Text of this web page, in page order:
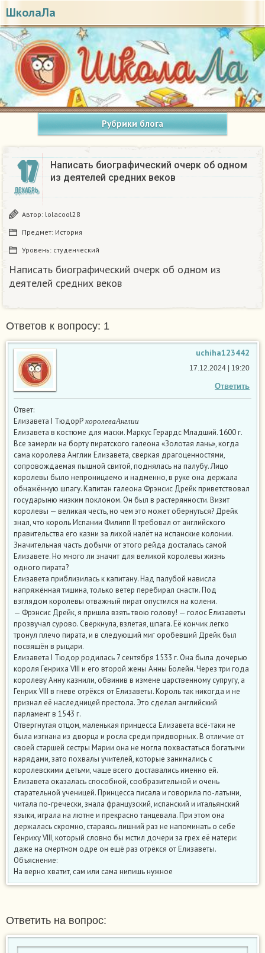
ШколаЛа
Рубрики блога
17
ДЕКАБРЬ
Написать биографический очерк об одном
из деятелей средних веков
Автор: lolacool28
Предмет: История
Уровень: студенческий
Написать биографический очерк об одном из
деятелей средних веков
Ответов к вопросу: 1
uchiha123442
Ответить
17.12.2024 | 19:20
Ответ:
Елизавета I ТюдорР
Елизавета в костюме для маски. Маркус Герардс Младший. 1600 г.
Все замерли на борту пиратского галеона «Золотая лань», когда
сама королева Англии Елизавета, сверкая драгоценностями,
сопровождаемая пышной свитой, поднялась на палубу. Лицо
королевы было непроницаемо и надменно, в руке она держала
обнажённую шпагу. Капитан галеона Фрэнсис Дрейк приветствовал
государыню низким поклоном. Он был в растерянности. Визит
королевы — великая честь, но чем это может обернуться? Дрейк
знал, что король Испании Филипп II требовал от английского
правительства его казни за лихой налёт на испанские колонии.
Значительная часть добычи от этого рейда досталась самой
Елизавете. Но много ли значит для великой королевы жизнь
одного пирата?
Елизавета приблизилась к капитану. Над палубой нависла
напряжённая тишина, только ветер перебирал снасти. Под
взглядом королевы отважный пират опустился на колени.
— Фрэнсис Дрейк, я пришла взять твою голову! — голос Елизаветы
прозвучал сурово. Сверкнула, взлетая, шпага. Её кончик легко
тронул плечо пирата, и в следующий миг оробевший Дрейк был
посвящён в рыцари.
Елизавета I Тюдор родилась 7 сентября 1533 г. Она была дочерью
короля Генриха VIII и его второй жены Анны Болейн. Через три года
королеву Анну казнили, обвинив в измене царственному супругу, а
Генрих VIII в гневе отрёкся от Елизаветы. Король так никогда и не
признал её наследницей престола. Это сделал английский
парламент в 1543 г.
Отвергнутая отцом, маленькая принцесса Елизавета всё-таки не
была изгнана из дворца и росла среди придворных. В отличие от
своей старшей сестры Марии она не могла похвастаться богатыми
нарядами, зато похвалы учителей, которые занимались с
королевскими детьми, чаще всего доставались именно ей.
Елизавета оказалась способной, сообразительной и очень
старательной ученицей. Принцесса писала и говорила по-латыни,
читала по-гречески, знала французский, испанский и итальянский
языки, играла на лютне и прекрасно танцевала. При этом она
держалась скромно, стараясь лишний раз не напоминать о себе
Генриху VIII, который словно бы мстил дочери за грех её матери:
даже на смертном одре он ещё раз отрёкся от Елизаветы.
Объяснение:
На верно хватит, сам или сама нипишь нужное
Ответить на вопрос: